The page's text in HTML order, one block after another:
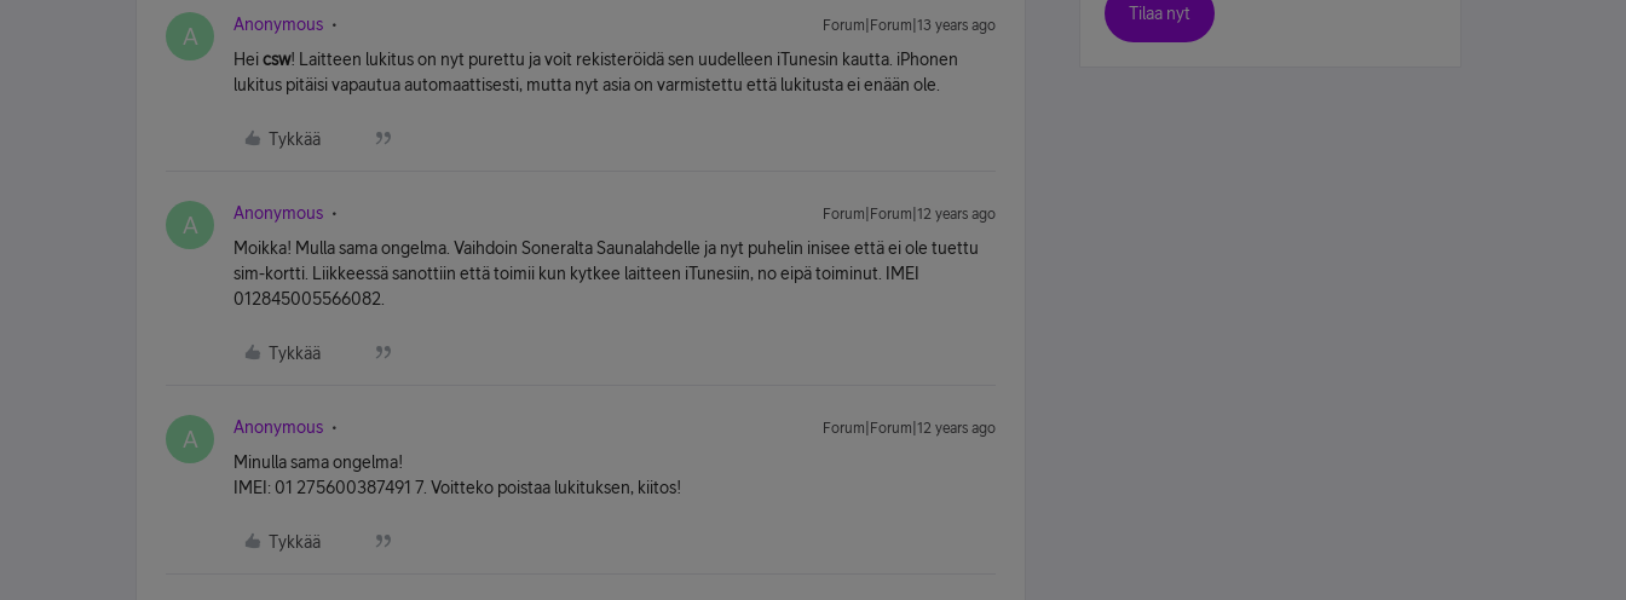
A Anonymous Forum|Forum|13 years ago
Heicsw! Laitteen lukitus on nyt purettu ja voit rekisteröidä sen uudelleen iTunesin kautta. iPhonen
lukitus pitäisi vapautua automaattisesti, mutta nyt asia on varmistettu että lukitusta ei enään ole.
Tykkää
A Anonymous Forum|Forum|12 years ago
Moikka! Mulla sama ongelma. Vaihdoin Soneralta Saunalahdelle ja nyt puhelin inisee että ei ole tuettu
sim-kortti. Liikkeessä sanottiin että toimii kun kytkee laitteen iTunesiin, no eipä toiminut. IMEI
012845005566082.
Tykkää
A Anonymous Forum|Forum|12 years ago
Minulla sama ongelma!
IMEI: 01 275600387491 7. Voitteko poistaa lukituksen, kiitos!
Tykkää
Tilaa nyt